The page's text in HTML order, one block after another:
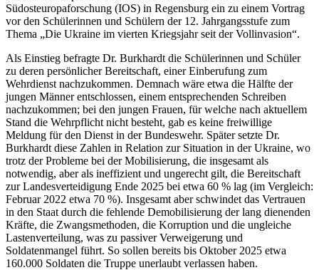
Südosteuropaforschung (IOS) in Regensburg ein zu einem Vortrag
vor den Schülerinnen und Schülern der 12. Jahrgangsstufe zum
Thema „Die Ukraine im vierten Kriegsjahr seit der Vollinvasion“.
Als Einstieg befragte Dr. Burkhardt die Schülerinnen und Schüler
zu deren persönlicher Bereitschaft, einer Einberufung zum
Wehrdienst nachzukommen. Demnach wäre etwa die Hälfte der
jungen Männer entschlossen, einem entsprechenden Schreiben
nachzukommen; bei den jungen Frauen, für welche nach aktuellem
Stand die Wehrpflicht nicht besteht, gab es keine freiwillige
Meldung für den Dienst in der Bundeswehr. Später setzte Dr.
Burkhardt diese Zahlen in Relation zur Situation in der Ukraine, wo
trotz der Probleme bei der Mobilisierung, die insgesamt als
notwendig, aber als ineffizient und ungerecht gilt, die Bereitschaft
zur Landesverteidigung Ende 2025 bei etwa 60 % lag (im Vergleich:
Februar 2022 etwa 70 %). Insgesamt aber schwindet das Vertrauen
in den Staat durch die fehlende Demobilisierung der lang dienenden
Kräfte, die Zwangsmethoden, die Korruption und die ungleiche
Lastenverteilung, was zu passiver Verweigerung und
Soldatenmangel führt. So sollen bereits bis Oktober 2025 etwa
160.000 Soldaten die Truppe unerlaubt verlassen haben.